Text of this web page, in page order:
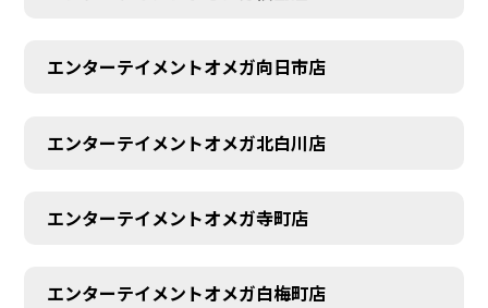
エンターテイメントオメガ向日市店
エンターテイメントオメガ北白川店
エンターテイメントオメガ寺町店
エンターテイメントオメガ白梅町店